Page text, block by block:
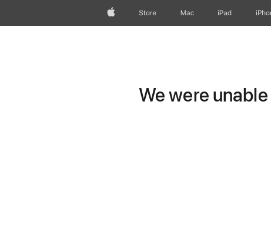
AppleStore Mac iPad
We were